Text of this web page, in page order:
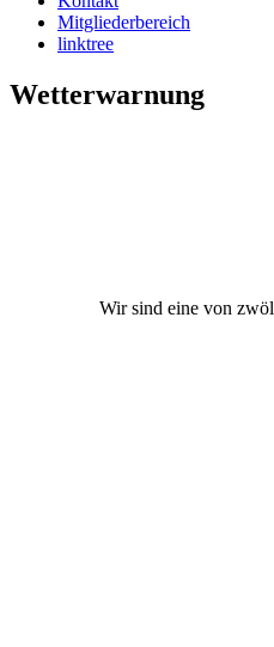
Mitgliederbereich
linktree
Wetterwarnung
Wir sind eine von